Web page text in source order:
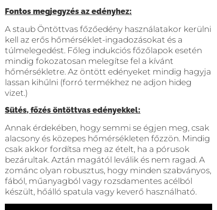
Fontos megjegyzés az edényhez:
A staub Öntöttvas főzőedény használatakor kerülni
kell az erős hőmérséklet-ingadozásokat és a
túlmelegedést. Főleg indukciós főzőlapok esetén
mindig fokozatosan melegítse fel a kívánt
hőmérsékletre. Az öntött edényeket mindig hagyja
lassan kihűlni (forró termékhez ne adjon hideg
vizet.)
Sütés, főzés öntöttvas edényekkel:
Annak érdekében, hogy semmi se égjen meg, csak
alacsony és közepes hőmérsékleten főzzön. Mindig
csak akkor fordítsa meg az ételt, ha a pórusok
bezárultak. Aztán magától leválik és nem ragad. A
zománc olyan robusztus, hogy minden szabványos,
fából, műanyagból vagy rozsdamentes acélból
készült, hőálló spatula vagy keverő használható.